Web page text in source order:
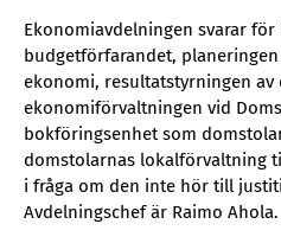
Ekonomiavdelningen svarar
budgetförfarandet,
ekonomi, resultatstyrningen av
ekonomiförvaltningen vid
bokföringsenhet som
domstolarnas lokalförvaltning
i fråga om den inte hör till
Avdelningschef är Raimo Ahola.